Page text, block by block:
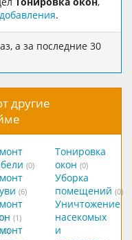
.
а за последние 30
другие
(0)
(0)
(6)
(1)
Тонировка
окон (0)
Уборка
помещений (0)
Уничтожение
насекомых
и